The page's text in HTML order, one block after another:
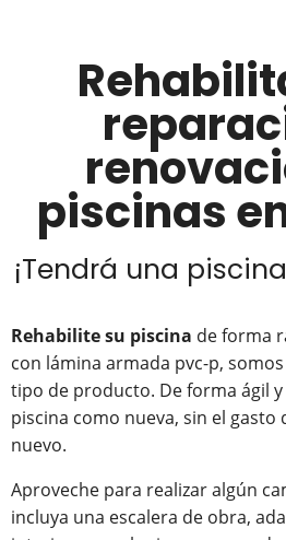
piscinas
¡Tendrá una
Rehabilite su piscina de forma
con lámina armada pvc-p,
tipo de producto. De forma ágil
piscina como nueva, sin el
nuevo.
Aproveche para realizar algún
incluya una escalera de obra,